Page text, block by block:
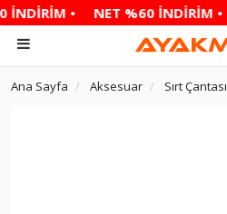
• NET %60 İNDİRİM •
Ana Sayfa Aksesuar Sırt Çantası